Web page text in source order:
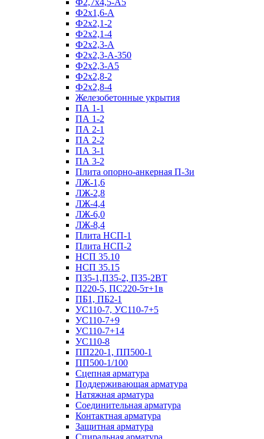
Ф2х1,6-А
Ф2х2,1-2
Ф2х2,1-4
Ф2х2,3-А
Ф2х2,3-А-350
Ф2х2,3-А5
Ф2х2,8-2
Ф2х2,8-4
Железобетонные укрытия
ПА 1-1
ПА 1-2
ПА 2-1
ПА 2-2
ПА 3-1
ПА 3-2
Плита опорно-анкерная П-3и
ЛЖ-1,6
ЛЖ-2,8
ЛЖ-4,4
ЛЖ-6,0
ЛЖ-8,4
Плита НСП-1
Плита НСП-2
НСП 35.10
НСП 35.15
П35-1,П35-2, П35-2ВТ
П220-5, ПС220-5т+1в
ПБ1, ПБ2-1
УС110-7, УС110-7+5
УС110-7+9
УС110-7+14
УС110-8
ПП220-1, ПП500-1
ПП500-1/100
Сцепная арматура
Поддерживающая арматура
Натяжная арматура
Соединительная арматура
Контактная арматура
Защитная арматура
Спиральная арматура